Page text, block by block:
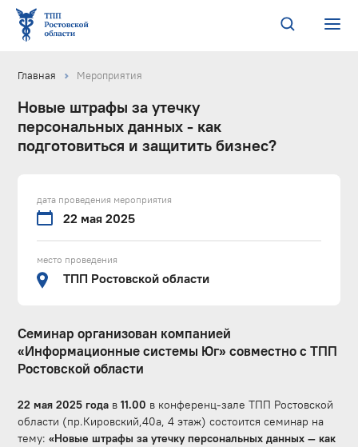
Главная Мероприятия
Новые штрафы за утечку
персональных данных - как
подготовиться и защитить бизнес?
дата проведения мероприятия
22 мая 2025
место проведения
ТПП Ростовской области
Семинар организован компанией
«Информационные системы Юг» совместно с ТПП
Ростовской области
22 мая 2025 года в11.00 в конференц-зале ТПП Ростовской
области (пр.Кировский,40а, 4 этаж) состоится семинар на
тему:«Новые штрафы за утечку персональных данных — как